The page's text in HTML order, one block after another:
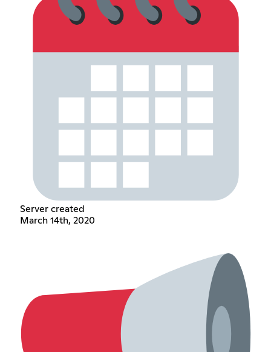
Server created
March 14th, 2020